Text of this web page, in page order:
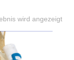
wird angezeigt